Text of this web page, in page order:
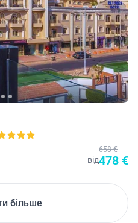
від
658 €
478 €
більше